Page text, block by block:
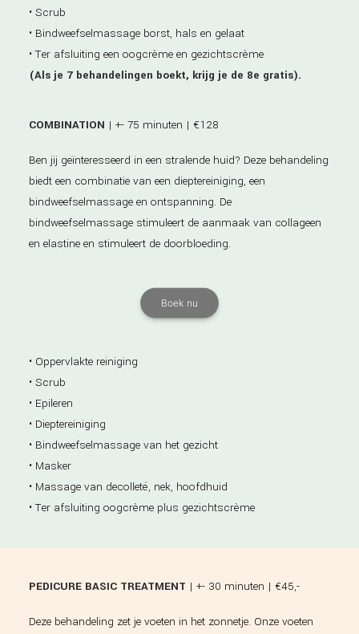
• Scrub
• Bindweefselmassage borst, hals en gelaat
• Ter afsluiting een oogcrème en gezichtscrème
(Als je 7 behandelingen boekt, krijg je de 8e gratis).
COMBINATION | +- 75 minuten | €128
Ben jij geïnteresseerd in een stralende huid? Deze behandeling
biedt een combinatie van een dieptereiniging, een
bindweefselmassage en ontspanning. De
bindweefselmassage stimuleert de aanmaak van collageen
en elastine en stimuleert de doorbloeding.
Boek nu
• Oppervlakte reiniging
• Scrub
• Epileren
• Dieptereiniging
• Bindweefselmassage van het gezicht
• Masker
• Massage van decolleté, nek, hoofdhuid
• Ter afsluiting oogcrème plus gezichtscrème
PEDICURE BASIC TREATMENT | +- 30 minuten | €45,-
Deze behandeling zet je voeten in het zonnetje. Onze voeten